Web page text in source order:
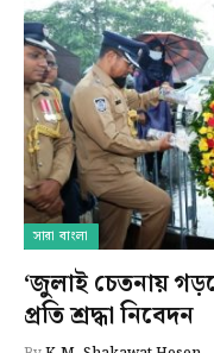
সারা বাংলা
‘জুলাই চেতনায়
প্রতি শ্রদ্ধা নিবেদন